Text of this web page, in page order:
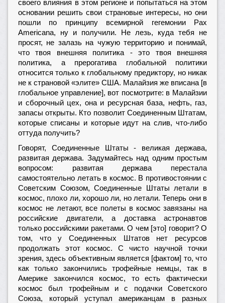
своего влияния в этом регионе и попытаться на этом
основании решить свои страновые интересы, но они
пошли по принципу всемирной гегемонии Pax
Americana, ну и получили. Не лезь, куда тебя не
просят, не залазь на чужую территорию и понимай,
что твоя внешняя политика - это твоя внешняя
политика, а прерогатива глобальной политики
относится только к глобальному предиктору, но никак
не к страновой «элите» США. Малайзия же вписана [в
глобальное управление], вот посмотрите: в Малайзии
и сборочный цех, она и ресурсная база, нефть, газ,
запасы открыты. Кто позволит Соединенным Штатам,
которые списаны и которые идут на слив, что-либо
оттуда получить?
Говорят, Соединенные Штаты - великая держава,
развитая держава. Задумайтесь над одним простым
вопросом: развитая держава перестала
самостоятельно летать в космос. В противостоянии с
Советским Союзом, Соединенные Штаты летали в
космос, плохо ли, хорошо ли, но летали. Теперь они в
космос не летают, все полеты в космос завязаны на
российские двигатели, а доставка астронавтов
только российскими ракетами. О чем [это] говорит? О
том, что у Соединенных Штатов нет ресурсов
продолжать этот космос. С чисто научной точки
зрения, здесь объективным является [фактом] то, что
как только закончились трофейные немцы, так в
Америке закончился космос, то есть фактически
космос был трофейным и с подачки Советского
Союза, который уступал американцам в разных